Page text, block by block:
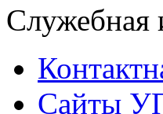
Служебная
Сайты